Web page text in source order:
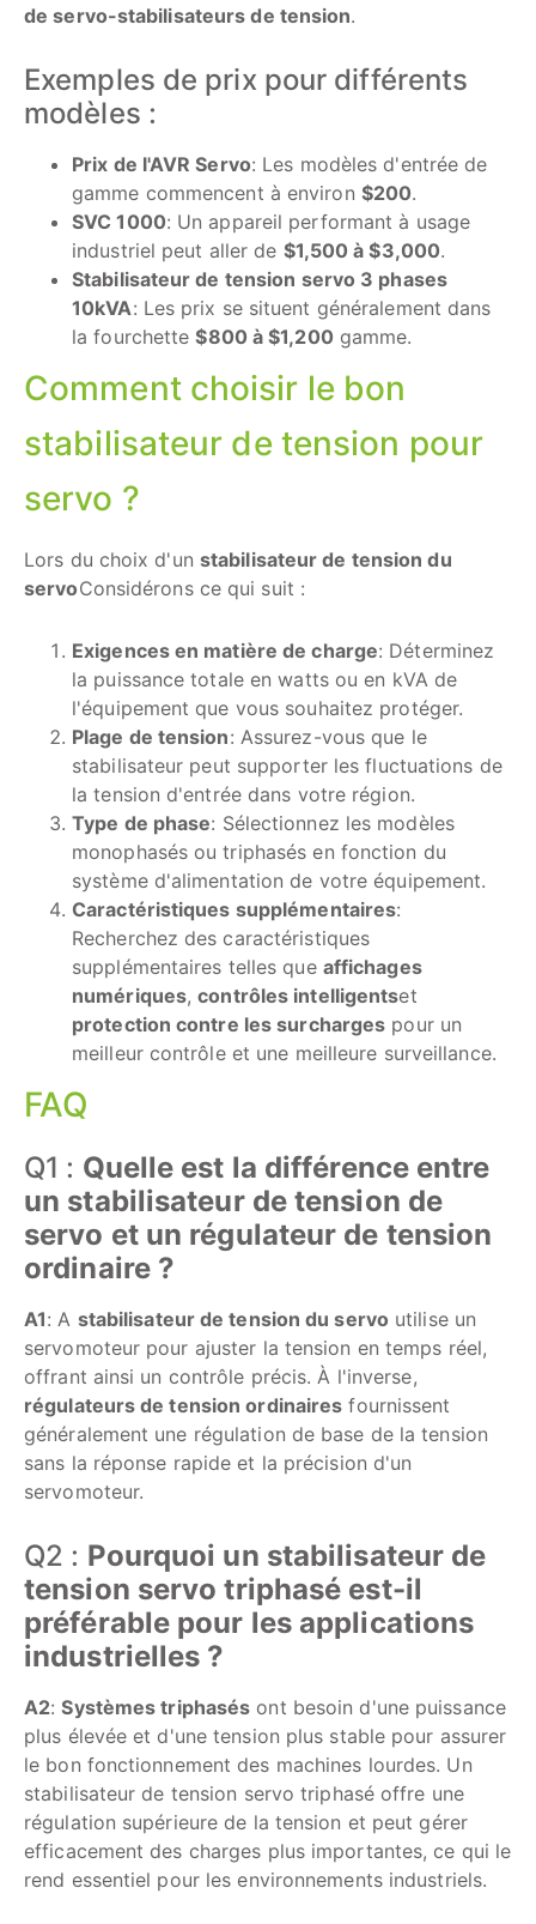
de servo-stabilisateurs de tension.
Exemples de prix pour différents
modèles :
Prix de l'AVR Servo: Les modèles d'entrée de
gamme commencent à environ $200.
SVC 1000: Un appareil performant à usage
industriel peut aller de $1,500 à $3,000.
Stabilisateur de tension servo 3 phases
10kVA: Les prix se situent généralement dans
la fourchette$800 à $1,200 gamme.
Comment choisir le bon
stabilisateur de tension pour
servo ?
Lors du choix d'un stabilisateur de tension du
servoConsidérons ce qui suit :
Exigences en matière de charge: Déterminez
la puissance totale en watts ou en kVA de
l'équipement que vous souhaitez protéger.
Plage de tension: Assurez-vous que le
stabilisateur peut supporter les fluctuations de
la tension d'entrée dans votre région.
Type de phase: Sélectionnez les modèles
monophasés ou triphasés en fonction du
système d'alimentation de votre équipement.
Caractéristiques supplémentaires:
Recherchez des caractéristiques
supplémentaires telles que affichages
numériques,contrôles intelligentset
protection contre les surcharges pour un
meilleur contrôle et une meilleure surveillance.
FAQ
Q1 : Quelle est la différence entre
un stabilisateur de tension de
servo et un régulateur de tension
ordinaire ?
A1: A stabilisateur de tension du servo utilise un
servomoteur pour ajuster la tension en temps réel,
offrant ainsi un contrôle précis. À l'inverse,
régulateurs de tension ordinaires fournissent
généralement une régulation de base de la tension
sans la réponse rapide et la précision d'un
servomoteur.
Q2 : Pourquoi un stabilisateur de
tension servo triphasé est-il
préférable pour les applications
industrielles ?
A2:Systèmes triphasés ont besoin d'une puissance
plus élevée et d'une tension plus stable pour assurer
le bon fonctionnement des machines lourdes. Un
stabilisateur de tension servo triphasé offre une
régulation supérieure de la tension et peut gérer
efficacement des charges plus importantes, ce qui le
rend essentiel pour les environnements industriels.